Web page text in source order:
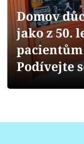
Přihlášení
Sledujte nás
Domov
jako z 50.
Podívejte